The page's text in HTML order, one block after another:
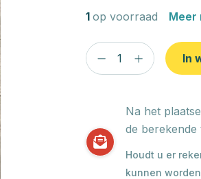
1 op voorraad Meer
In
Na het
de
Houdt u er
kunnen